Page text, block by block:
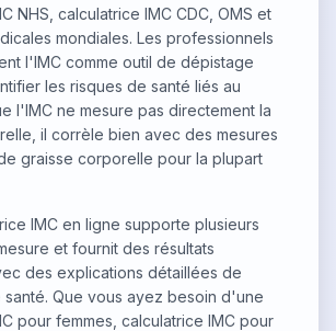
NHS, calculatrice IMC CDC, OMS et
mondiales. Les professionnels
l'IMC comme outil de dépistage
les risques de santé liés au
l'IMC ne mesure pas directement la
il corrèle bien avec des mesures
graisse corporelle pour la plupart
IMC en ligne supporte plusieurs
et fournit des résultats
des explications détaillées de
Que vous ayez besoin d'une
pour femmes, calculatrice IMC pour